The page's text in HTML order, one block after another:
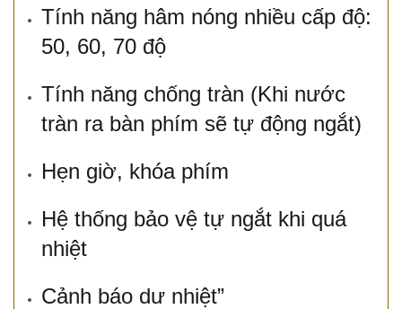
Tính năng hâm nóng nhiều cấp độ:
50, 60, 70 độ
Tính năng chống tràn (Khi nước
tràn ra bàn phím sẽ tự động ngắt)
Hẹn giờ, khóa phím
Hệ thống bảo vệ tự ngắt khi quá
nhiệt
Cảnh báo dư nhiệt”